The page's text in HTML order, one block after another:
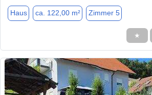
Haus ca. 122,00 m² Zimmer 5
★